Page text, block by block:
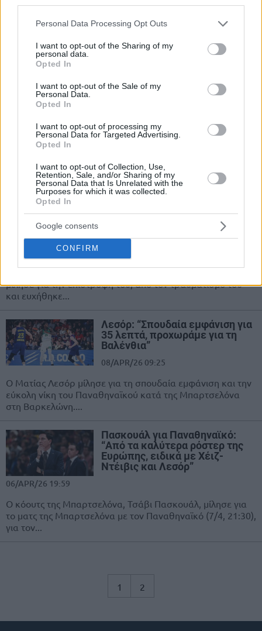
Please note that this website/app uses one or more Google
not limited to your visit or usage behaviour. You may click to
grant or deny consent to Google and its third-party tags to
use your data for below specified purposes in below Google
consent section.
Personal Data Processing Opt Outs
I want to opt-out of the Sharing of my
personal data.
Opted In
I want to opt-out of the Sale of my
Personal Data.
Opted In
I want to opt-out of processing my
Personal Data for Targeted Advertising.
Opted In
I want to opt-out of Collection, Use,
Retention, Sale, and/or Sharing of my
Personal Data that Is Unrelated with the
Purposes for which it was collected.
Opted In
Google consents
CONFIRM
Λεσόρ: Monster dunk και το
Το απίθανο κάρφωμα του Λεσόρ
σκοράρω, αρκεί να νικάμε”
17/APR/26 22:42
Ο Ματίας Λεσόρ βάζει την ομάδα πάνω από τον εαυτό του,
όπως τόνισε μετά την άνετη νίκη (97-62) του...
Ευρωλίγκα: “Να είμαστε στην
κορυφή όπως πριν 2 χρόνια”
(video)
13/APR/26 17:05
μίλησε για την επιστροφή του, από τον τραυματισμό του
και ευχήθηκε...
Λεσόρ: “Σπουδαία εμφάνιση για
35 λεπτά, προχωράμε για τη
Βαλένθια”
08/APR/26 09:25
Ο Ματίας Λεσόρ μίλησε για τη σπουδαία εμφάνιση και την
εύκολη νίκη του Παναθηναϊκού κατά της Μπαρτσελόνα
στη Βαρκελώνη....
Πασκουάλ για Παναθηναϊκό:
“Από τα καλύτερα ρόστερ της
Ευρώπης, ειδικά με Χέιζ-
Ντέιβις και Λεσόρ”
06/APR/26 19:59
Ο κόουτς της Μπαρτσελόνα, Τσάβι Πασκουάλ, μίλησε για
το ματς της Μπαρτσελόνα με τον Παναθηναϊκό (7/4, 21:30),
για τον...
1 2